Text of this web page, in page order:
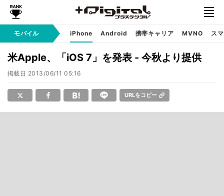
モバイル iPhone Android 携帯キャリア MVNO ス
米Apple、「iOS 7」を発表 - 今秋より提供
掲載日 2013/06/11 05:16
URLをコピー